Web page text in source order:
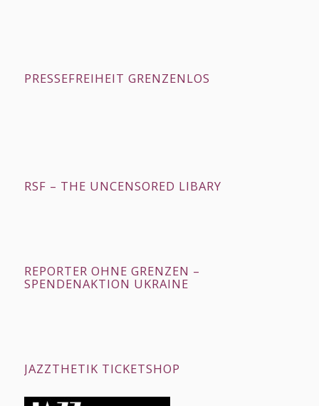
PRESSEFREIHEIT GRENZENLOS
RSF – THE UNCENSORED LIBARY
REPORTER OHNE GRENZEN –
SPENDENAKTION UKRAINE
JAZZTHETIK TICKETSHOP